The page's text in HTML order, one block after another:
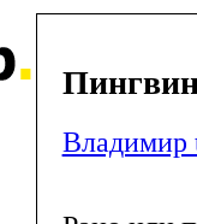
Владимир